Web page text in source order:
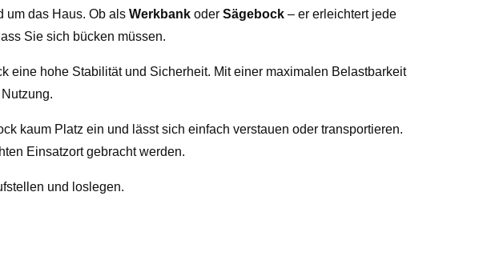
um das Haus. Ob als Werkbank oder Sägebock – er erleichtert jede
Sie sich bücken müssen.
eine hohe Stabilität und Sicherheit. Mit einer maximalen Belastbarkeit
kaum Platz ein und lässt sich einfach verstauen oder transportieren.
Einsatzort gebracht werden.
und loslegen.